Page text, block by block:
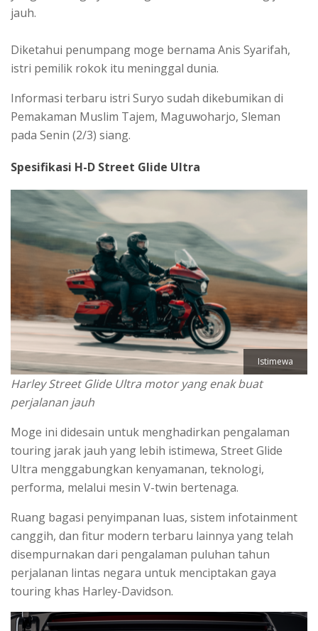
jauh.
Diketahui penumpang moge bernama Anis Syarifah,
istri pemilik rokok itu meninggal dunia.
Informasi terbaru istri Suryo sudah dikebumikan di
Pemakaman Muslim Tajem, Maguwoharjo, Sleman
pada Senin (2/3) siang.
Spesifikasi H-D Street Glide Ultra
Istimewa
Harley Street Glide Ultra motor yang enak buat
perjalanan jauh
Moge ini didesain untuk menghadirkan pengalaman
touring jarak jauh yang lebih istimewa, Street Glide
Ultra menggabungkan kenyamanan, teknologi,
performa, melalui mesin V-twin bertenaga.
Ruang bagasi penyimpanan luas, sistem infotainment
canggih, dan fitur modern terbaru lainnya yang telah
disempurnakan dari pengalaman puluhan tahun
perjalanan lintas negara untuk menciptakan gaya
touring khas Harley-Davidson.